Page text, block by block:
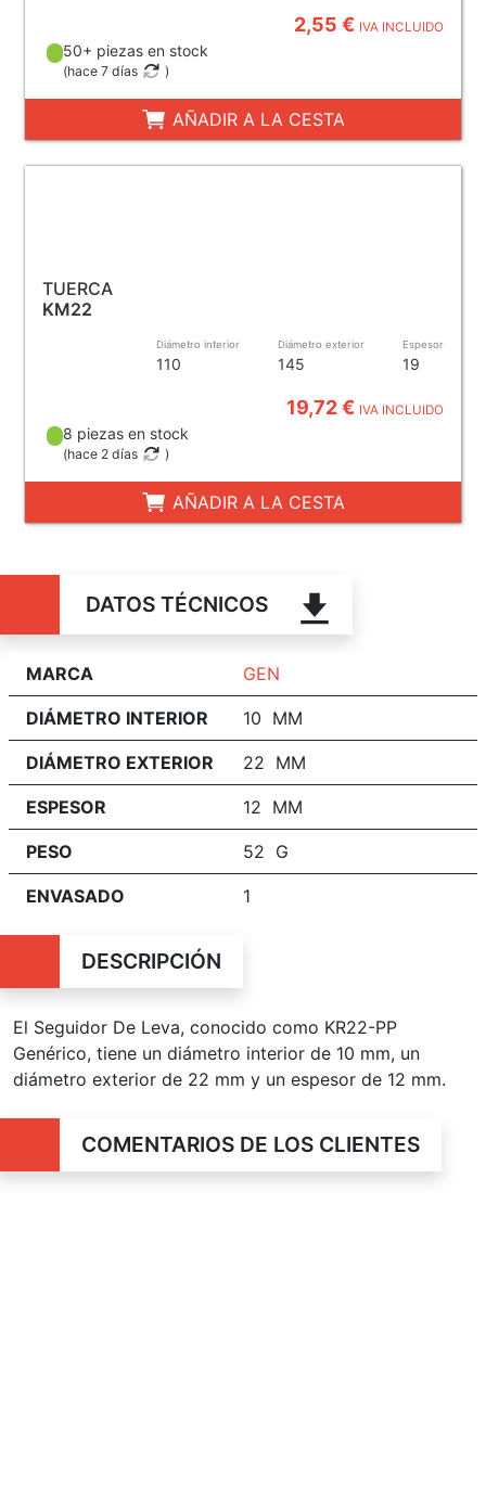
2,55 € IVA INCLUIDO
50+ piezas en stock
(hace 7 días )
AÑADIR A LA CESTA
TUERCA
KM22
Diámetro interior
110
Diámetro exterior
145
Espesor
19
19,72 € IVA INCLUIDO
8 piezas en stock
(hace 2 días )
AÑADIR A LA CESTA
DATOS TÉCNICOS
MARCA GEN
DIÁMETRO INTERIOR 10 MM
DIÁMETRO EXTERIOR 22 MM
ESPESOR 12 MM
PESO 52 G
ENVASADO 1
DESCRIPCIÓN
El Seguidor De Leva, conocido como KR22-PP
Genérico, tiene un diámetro interior de 10 mm, un
diámetro exterior de 22 mm y un espesor de 12 mm.
COMENTARIOS DE LOS CLIENTES